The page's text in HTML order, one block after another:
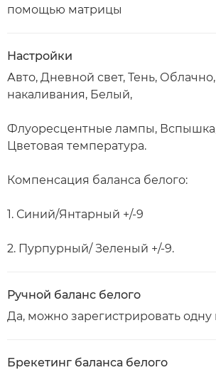
помощью матрицы
Настройки
Авто, Дневной свет, Тень,
накаливания, Белый,
Флуоресцентные лампы,
Цветовая температура.
Компенсация баланса белого:
1. Синий/Янтарный +/-9
2. Пурпурный/ Зеленый +/-9.
Ручной баланс белого
Да, можно зарегистрировать одну
Брекетинг баланса белого